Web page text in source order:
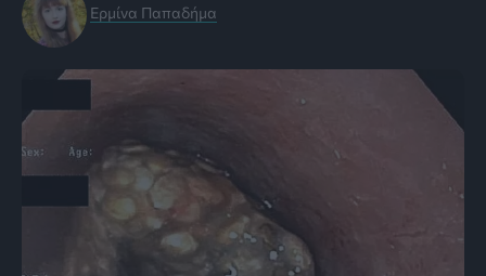
Ερμίνα Παπαδήμα